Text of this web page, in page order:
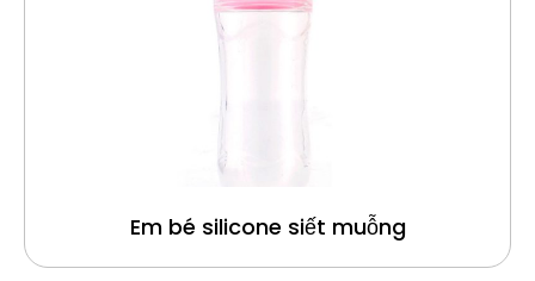
Em bé silicone siết muỗng